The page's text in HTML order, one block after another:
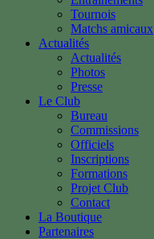
Tournois
Matchs amicaux
Actualités
Actualités
Photos
Presse
Le Club
Bureau
Commissions
Officiels
Inscriptions
Formations
Projet Club
Contact
La Boutique
Partenaires